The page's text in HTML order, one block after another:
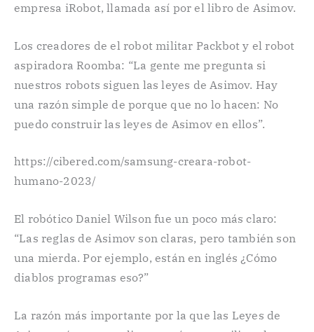
empresa iRobot, llamada así por el libro de Asimov.
Los creadores de el robot militar Packbot y el robot
aspiradora Roomba: “La gente me pregunta si
nuestros robots siguen las leyes de Asimov. Hay
una razón simple de porque que no lo hacen: No
puedo construir las leyes de Asimov en ellos”.
https://cibered.com/samsung-creara-robot-
humano-2023/
El robótico Daniel Wilson fue un poco más claro:
“Las reglas de Asimov son claras, pero también son
una mierda. Por ejemplo, están en inglés ¿Cómo
diablos programas eso?”
La razón más importante por la que las Leyes de